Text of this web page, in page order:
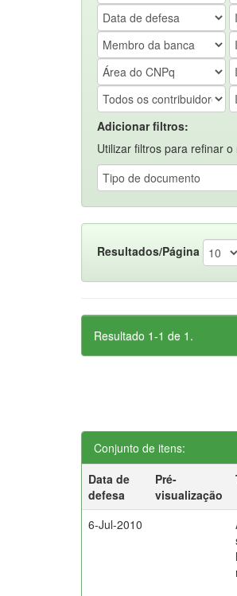
Adicionar filtros:
Utilizar filtros para refinar
Resultados/Página
Resultado 1-1 de 1.
Conjunto de itens:
Data de
defesa
Pré-
visualização
6-Jul-2010